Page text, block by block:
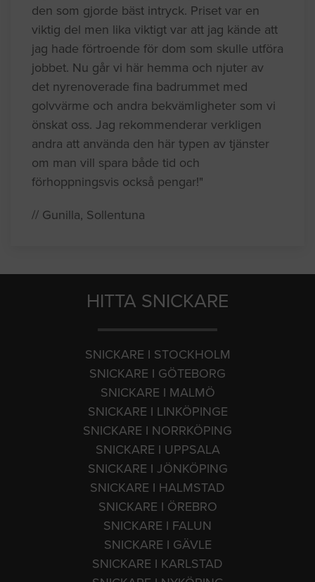
den som gjorde bäst intryck. Priset var en
viktig del men lika viktigt var att jag kände att
jag hade förtroende för dom som skulle utföra
jobbet. Nu går vi här hemma och njuter av
det nyrenoverade fina badrummet med
golvvärme och andra bekvämligheter som vi
önskat oss. Jag rekommenderar verkligen
andra att använda den här typen av tjänster
om man vill spara både tid och
förhoppningsvis också pengar!"
// Gunilla, Sollentuna
HITTA SNICKARE
SNICKARE I STOCKHOLM
SNICKARE I GÖTEBORG
SNICKARE I MALMÖ
SNICKARE I LINKÖPINGE
SNICKARE I NORRKÖPING
SNICKARE I UPPSALA
SNICKARE I JÖNKÖPING
SNICKARE I HALMSTAD
SNICKARE I ÖREBRO
SNICKARE I FALUN
SNICKARE I GÄVLE
SNICKARE I KARLSTAD